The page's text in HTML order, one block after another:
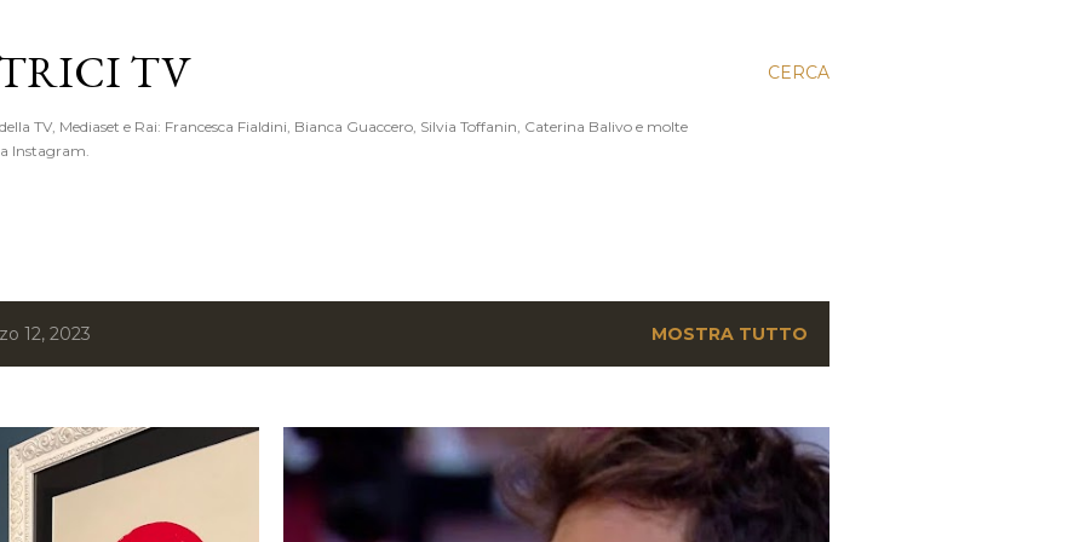
CERCA
TV
TV, Mediaset e Rai: Francesca Fialdini, Bianca Guaccero, Silvia Toffanin, Caterina Balivo e molte
Instagram.
12, 2023 MOSTRA TUTTO